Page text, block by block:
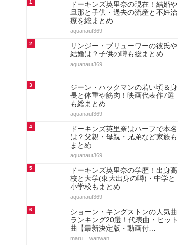
1
ドーキンズ英里奈の現在！結婚や
旦那と子供・過去の流産と不妊治
療を総まとめ
aquanaut369
2
リンジー・ブリューワーの彼氏や
結婚は？子供の噂も総まとめ
aquanaut369
3
ジーン・ハックマンの若い頃＆身
長と体重や筋肉！映画代表作7選
も総まとめ
aquanaut369
4
ドーキンズ英里奈はハーフで本名
は？父親・母親・兄弟など家族も
まとめ
aquanaut369
5
ドーキンズ英里奈の学歴！出身高
校と大学(東大出身の噂)・中学と
小学校もまとめ
aquanaut369
6
ショーン・キングストンの人気曲
ランキング20選！代表曲・ヒット
曲【最新決定版・動画付…
maru._.wanwan